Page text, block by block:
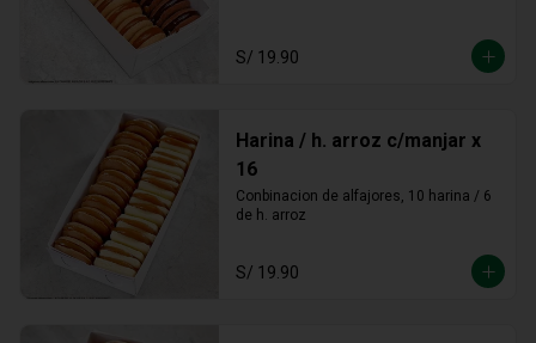
S/ 19.90
Harina / h. arroz c/manjar x
16
Conbinacion de alfajores, 10 harina / 6
de h. arroz
S/ 19.90